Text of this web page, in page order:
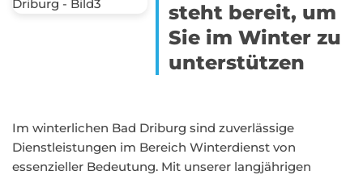
steht bereit, um
Sie im Winter zu
unterstützen
Im winterlichen Bad Driburg sind zuverlässige
Dienstleistungen im Bereich Winterdienst von
essenzieller Bedeutung. Mit unserer langjährigen